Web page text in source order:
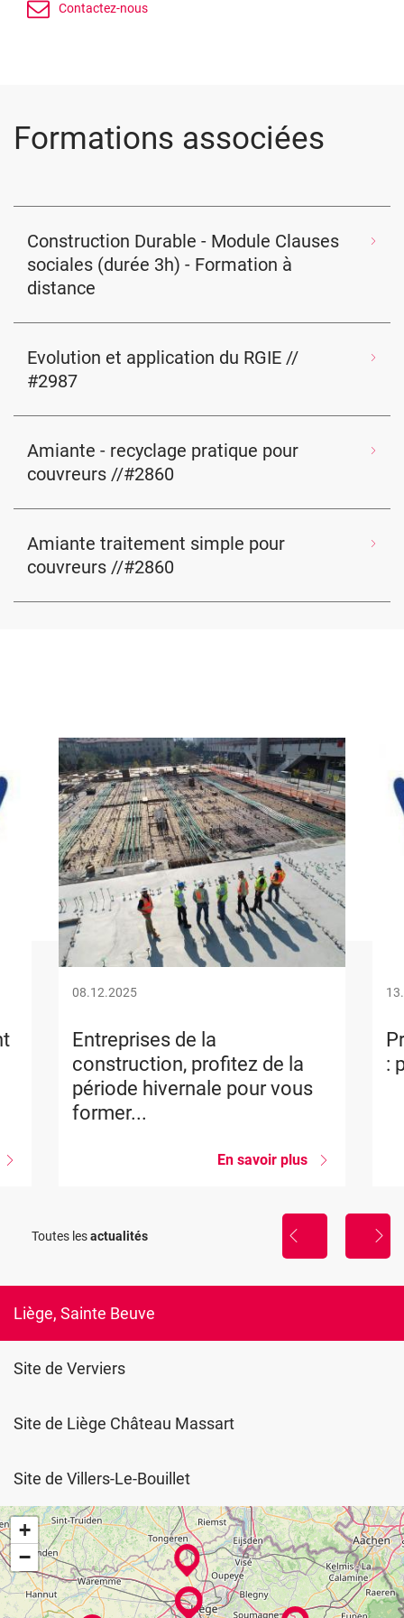
Formations associées
Construction Durable - Module Clauses
sociales (durée 3h) - Formation à
distance
Evolution et application du RGIE //
#2987
Amiante - recyclage pratique pour
couvreurs //#2860
Amiante traitement simple pour
couvreurs //#2860
Image
08.12.2025
Entreprises de la
construction, profitez de la
période hivernale pour vous
former...
En savoir plus sur
construction,
de
période
vous
:
Toutes lesactualités
+
−
Liège, Sainte Beuve
Site de Verviers
Site de Liège Château Massart
Site de Villers-Le-Bouillet